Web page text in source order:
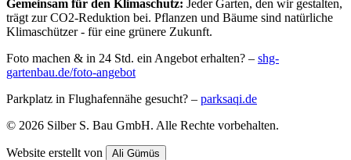
Gemeinsam für den Klimaschutz: Jeder Garten, den wir gestalten,
trägt zur CO2-Reduktion bei. Pflanzen und Bäume sind natürliche
Klimaschützer - für eine grünere Zukunft.
Foto machen & in 24 Std. ein Angebot erhalten? – shg-
gartenbau.de/foto-angebot
Parkplatz in Flughafennähe gesucht? – parksaqi.de
© 2026 Silber S. Bau GmbH. Alle Rechte vorbehalten.
Website erstellt von Ali Gümüs